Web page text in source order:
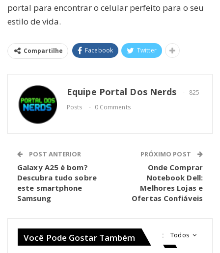
portal para encontrar o celular perfeito para o seu
estilo de vida.
Compartilhe Facebook Twitter
Equipe Portal Dos Nerds
825
Posts
0 Comments
POST ANTERIOR
Galaxy A25 é bom?
Descubra tudo sobre
este smartphone
Samsung
PRÓXIMO POST
Onde Comprar
Notebook Dell:
Melhores Lojas e
Ofertas Confiáveis
Todos
Você Pode Gostar Também